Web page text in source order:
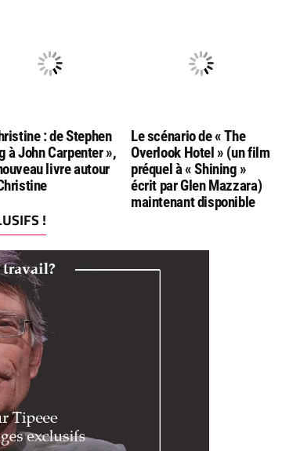
: de Stephen
à John Carpenter »,
livre autour
Le scénario de « The
Overlook Hotel » (un film
préquel à « Shining »
écrit par Glen Mazzara)
maintenant disponible
!